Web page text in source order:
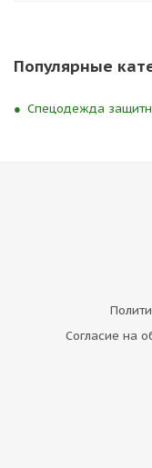
Популярные
Спецодежда
Согласие на